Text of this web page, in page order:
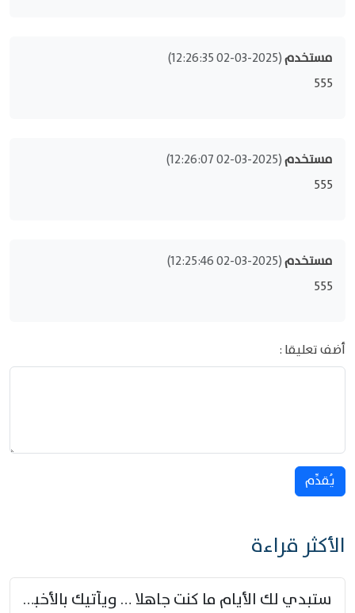
مستخدم(2025-03-02 12:26:35)
555
مستخدم(2025-03-02 12:26:07)
555
مستخدم(2025-03-02 12:25:46)
555
أضف تعليقا :
يُقدِّم
الأكثر قراءة
ستبدي لك الأيام ما كنت جاهلا … ويأتيك بالأخبار من لم تزوّد